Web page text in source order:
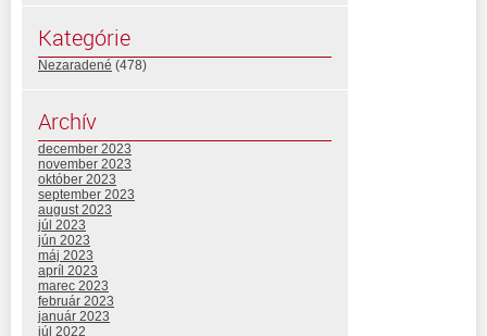
Kategórie
Nezaradené (478)
Archív
december 2023
november 2023
október 2023
september 2023
august 2023
júl 2023
jún 2023
máj 2023
apríl 2023
marec 2023
február 2023
január 2023
júl 2022